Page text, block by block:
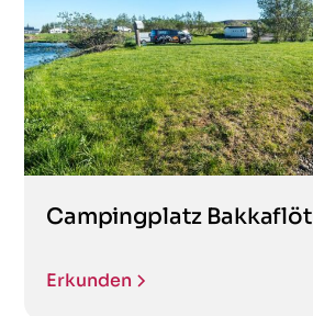
Campingplatz Bakkaflöt
Erkunden